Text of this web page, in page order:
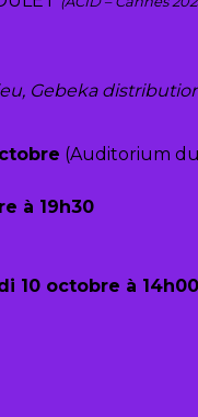
Gebeka
(Auditorium
à 19h30
10 octobre à 14h00